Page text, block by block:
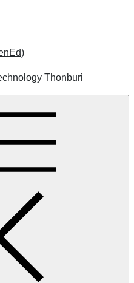
Thonburi